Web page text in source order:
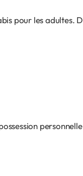
pour les adultes.